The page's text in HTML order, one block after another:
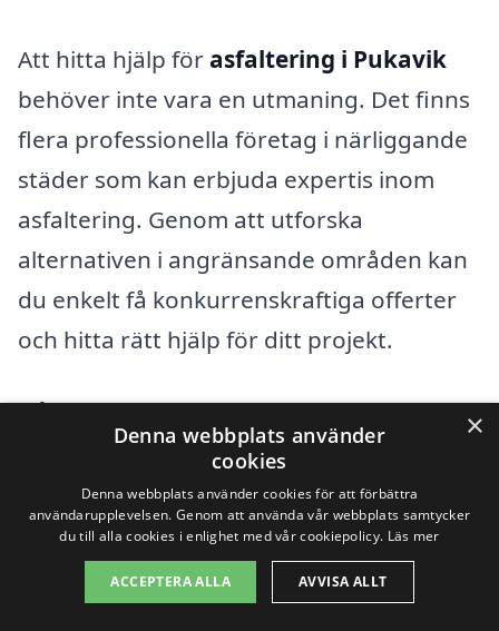
Att hitta hjälp för asfaltering i Pukavik
behöver inte vara en utmaning. Det finns
flera professionella företag i närliggande
städer som kan erbjuda expertis inom
asfaltering. Genom att utforska
alternativen i angränsande områden kan
du enkelt få konkurrenskraftiga offerter
och hitta rätt hjälp för ditt projekt.
Några av de städer som ligger nära
Pukavik och där du kan finna specialister
inom asfaltering inkluderar:
Sölvesborg
×
Denna webbplats använder
cookies
Denna webbplats använder cookies för att förbättra
användarupplevelsen. Genom att använda vår webbplats samtycker
du till alla cookies i enlighet med vår cookiepolicy. Läs mer
ACCEPTERA ALLA AVVISA ALLT